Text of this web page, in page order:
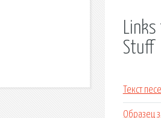
Stuff
Текст
Образец